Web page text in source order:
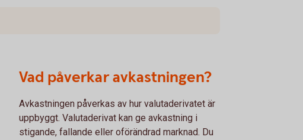
Vad påverkar avkastningen?
Avkastningen påverkas av hur valutaderivatet är
uppbyggt. Valutaderivat kan ge avkastning i
stigande, fallande eller oförändrad marknad. Du